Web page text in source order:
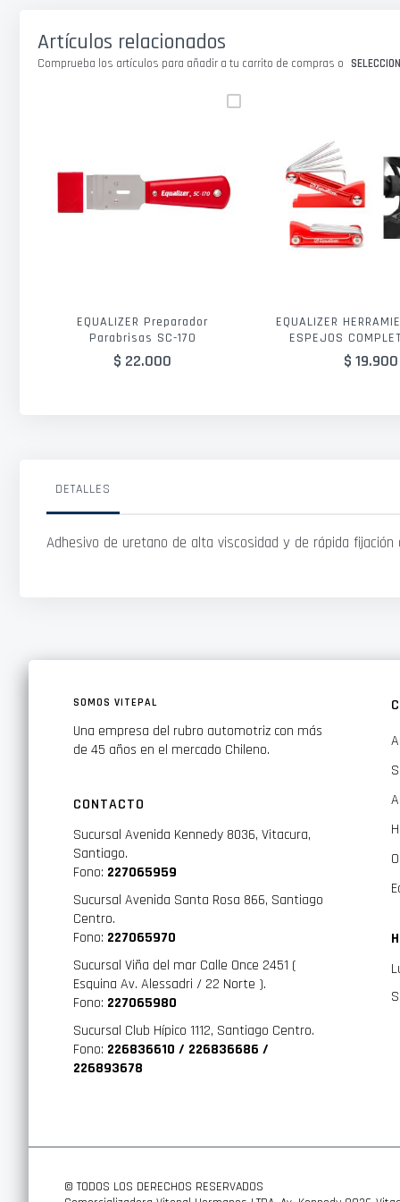
imágenes
Artículos relacionados
Comprueba los artículos para añadir a tu carrito de compras o
EQUALIZER Preparador
Parabrisas SC-170
$ 22.000
EQUALIZER
ESPEJOS
$ 19.900
DETALLES
Adhesivo de uretano de alta viscosidad y de rápida
SOMOS VITEPAL
Una empresa del rubro automotriz con más
de 45 años en el mercado Chileno.
CONTACTO
Sucursal Avenida Kennedy 8036, Vitacura,
Santiago.
Fono: 227065959
Sucursal Avenida Santa Rosa 866, Santiago
Centro.
Fono: 227065970
Sucursal Viña del mar Calle Once 2451 (
Esquina Av. Alessadri / 22 Norte ).
Fono: 227065980
Sucursal Club Hípico 1112, Santiago Centro.
Fono: 226836610 / 226836686 /
226893678
© TODOS LOS DERECHOS RESERVADOS